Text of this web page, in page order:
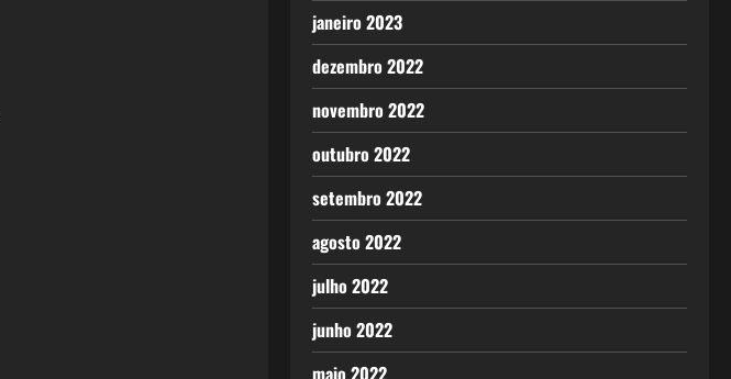
janeiro 2023
dezembro 2022
novembro 2022
outubro 2022
setembro 2022
agosto 2022
julho 2022
junho 2022
maio 2022